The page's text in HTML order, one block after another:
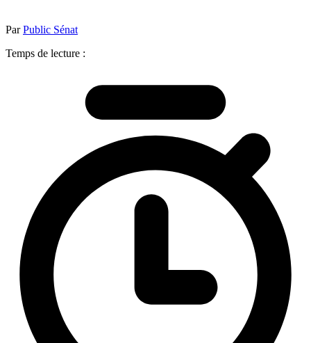
ParPublic Sénat
Temps de lecture :